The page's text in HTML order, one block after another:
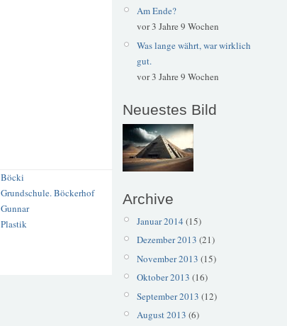
Böcki
Grundschule. Böckerhof
Gunnar
Plastik
Am Ende?
vor 3 Jahre 9 Wochen
Was lange währt, war wirklich
gut.
vor 3 Jahre 9 Wochen
Neuestes Bild
Archive
Januar 2014 (15)
Dezember 2013 (21)
November 2013 (15)
Oktober 2013 (16)
September 2013 (12)
August 2013 (6)